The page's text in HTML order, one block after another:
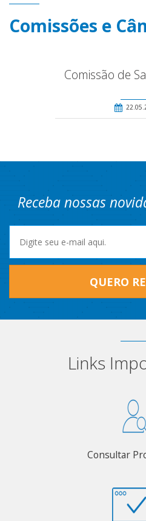
Comissões e
Comissão de
Receba nossas
QUERO
Links
Consultar